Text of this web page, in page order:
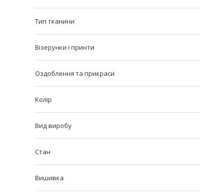
Тип тканини
Візерунки і принти
Оздоблення та прикраси
Колір
Вид виробу
Стан
Вишивка